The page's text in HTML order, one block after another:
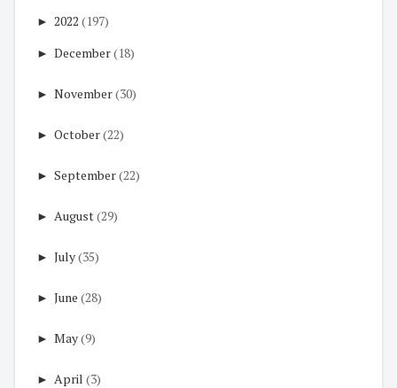
► 2022 (197)
► December(18)
► November(30)
► October(22)
► September(22)
► August(29)
► July(35)
► June (28)
► May(9)
► April (3)